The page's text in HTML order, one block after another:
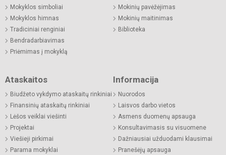
Mokyklos simboliai
Mokyklos himnas
Tradiciniai renginiai
Bendradarbiavimas
Priėmimas į mokyklą
Mokinių pavėžėjimas
Mokinių maitinimas
Biblioteka
Ataskaitos
Biudžeto vykdymo ataskaitų rinkiniai
Finansinių ataskaitų rinkiniai
Lėšos veiklai viešinti
Projektai
Viešieji pirkimai
Parama mokyklai
Informacija
Nuorodos
Laisvos darbo vietos
Asmens duomenų apsauga
Konsultavimasis su visuomene
Dažniausiai užduodami klausimai
Pranešėjų apsauga